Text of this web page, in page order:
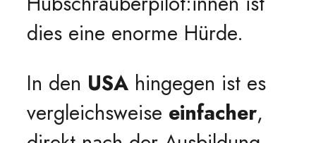
dies eine enorme Hürde.
In den USA hingegen ist es
vergleichsweise einfacher,